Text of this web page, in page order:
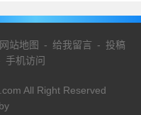
网站地图 - 给我留言 - 投稿
手机访问
All Right Reserved